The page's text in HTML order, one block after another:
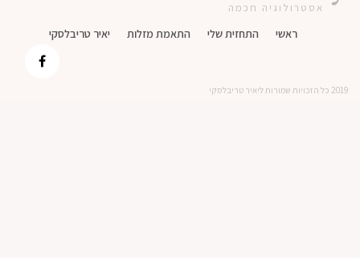
אסטרולוגיה חכמה
ראשי התחזית שלי התאמת מזלות יאיר טריבלסקי
2019 כל הזכויות שמורות ליאיר טריבלסקי